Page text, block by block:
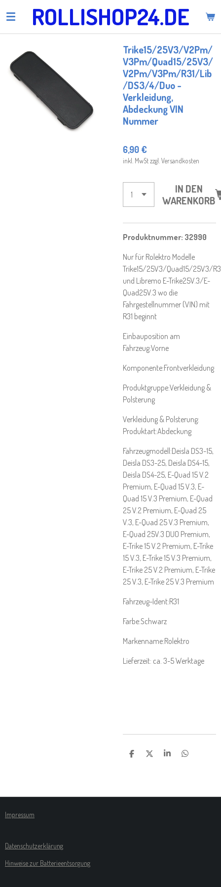
HauptinhaltROLLISHOP24.DE
Trike15/25V3/V2Pm/
V3Pm/Quad15/25V3/
V2Pm/V3Pm/R31/Lib
/DS3/4/Duo -
Verkleidung,
Abdeckung VIN
Nummer
6,90 €
inkl. MwSt zzgl. Versandkosten
IN DEN
WARENKORB
Produktnummer: 32990
Nur für Rolektro Modelle
Trike15/25V3/Quad15/25V3/
und Libremo E-Trike25V.3/E-
Quad25V.3 wo die
Fahrgestellnummer (VIN) mit
R31 beginnt
Einbauposition am
Fahrzeug:Vorne
Komponente:Frontverkleidung
Produktgruppe:Verkleidung &
Polsterung
Verkleidung & Polsterung:
Produktart:Abdeckung
Fahrzeugmodell:Deisla DS3-15,
Deisla DS3-25, Deisla DS4-15,
Deisla DS4-25, E-Quad 15 V.2
Premium, E-Quad 15 V.3, E-
Quad 15 V.3 Premium, E-Quad
25 V.2 Premium, E-Quad 25
V.3, E-Quad 25 V.3 Premium,
E-Quad 25V.3 DUO Premium,
E-Trike 15 V.2 Premium, E-Trike
15 V.3, E-Trike 15 V.3 Premium,
E-Trike 25 V.2 Premium, E-Trike
25 V.3, E-Trike 25 V.3 Premium
Fahrzeug-Ident:R31
Farbe:Schwarz
Markenname:Rolektro
Lieferzeit: ca. 3-5 Werktage
T
N
T
N
T
N
T
N
Impressum
Datenschutzerklärung
Hinweise zur Batterieentsorgung